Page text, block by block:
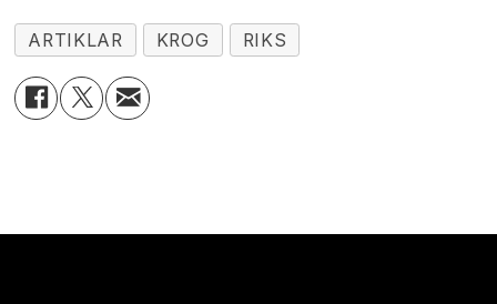
ARTIKLAR KROG RIKS